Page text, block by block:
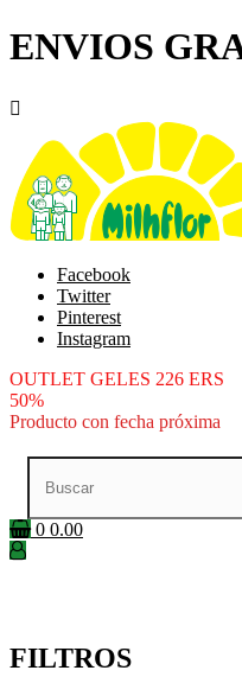
ENVIOS

Facebook
Twitter
Pinterest
Instagram
OUTLET GELES 226 ERS
50%
Producto con fecha próxima
0 0.00
FILTROS